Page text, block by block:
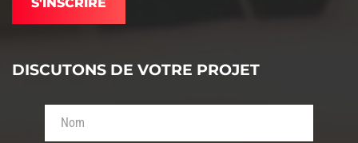
DISCUTONS DE VOTRE PROJET
Votre nom (obligatoire)